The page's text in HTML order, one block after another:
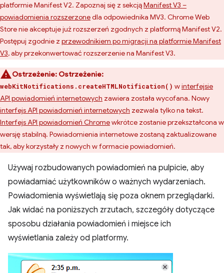
platformie Manifest V2. Zapoznaj się z sekcjąManifest V3 –
powiadomienia rozszerzonedla odpowiednika MV3. Chrome Web
Store nie akceptuje już rozszerzeń zgodnych z platformą Manifest V2.
Postępuj zgodnie z przewodnikiem po migracji na platformie Manifest
V3, aby przekonwertować rozszerzenie na Manifest V3.
Ostrzeżenie: Ostrzeżenie:
webKitNotifications.createHTMLNotification() winterfejsie
API powiadomień internetowych zawiera została wycofana. Nowy
interfejs API powiadomień internetowych zezwala tylko na tekst.
Interfejs API powiadomień Chromewkrótce zostanie przekształcona w
wersję stabilną. Powiadomienia internetowe zostaną zaktualizowane
tak, aby korzystały z nowych w formacie powiadomień.
Używaj rozbudowanych powiadomień na pulpicie, aby
powiadamiać użytkowników o ważnych wydarzeniach.
Powiadomienia wyświetlają się poza oknem przeglądarki.
Jak widać na poniższych zrzutach, szczegóły dotyczące
sposobu działania powiadomień i miejsce ich
wyświetlania zależy od platformy.